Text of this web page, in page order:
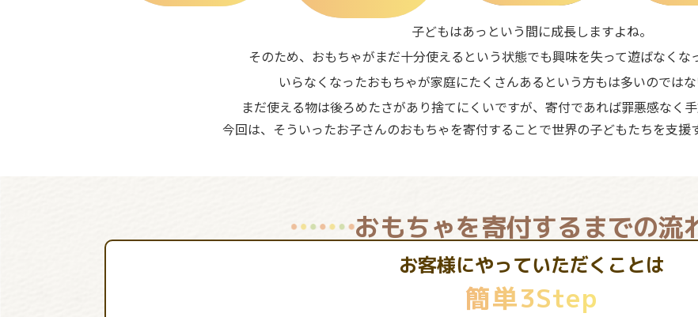
子どもはあっという間に成長しますよね。
そのため、おもちゃがまだ十分使えるという状態でも興味を失って遊ばなくな
いらなくなったおもちゃが家庭にたくさんあるという方もは多いのではな
まだ使える物は後ろめたさがあり捨てにくいですが、寄付であれば罪悪感なく手
今回は、そういったお子さんのおもちゃを寄付することで世界の子どもたちを支援
おもちゃを寄付するまでの流
お客様にやっていただくことは
簡単3Step